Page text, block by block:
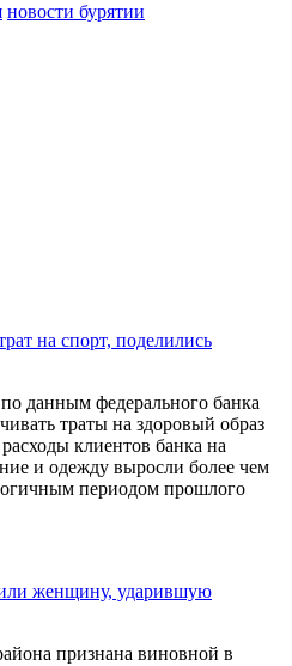
новости бурятии
на спорт, поделились
данным федерального банка
траты на здоровый образ
клиентов банка на
и одежду выросли более чем
периодом прошлого
женщину, ударившую
признана виновной в